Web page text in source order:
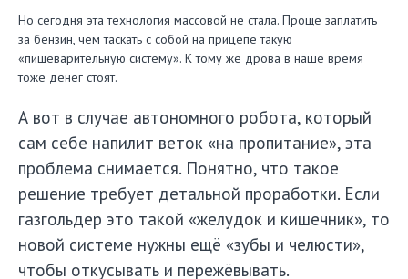
Но сегодня эта технология массовой не стала. Проще заплатить
за бензин, чем таскать с собой на прицепе такую
«пищеварительную систему». К тому же дрова в наше время
тоже денег стоят.
А вот в случае автономного робота, который
сам себе напилит веток «на пропитание», эта
проблема снимается. Понятно, что такое
решение требует детальной проработки. Если
газгольдер это такой «желудок и кишечник», то
новой системе нужны ещё «зубы и челюсти»,
чтобы откусывать и пережёвывать.